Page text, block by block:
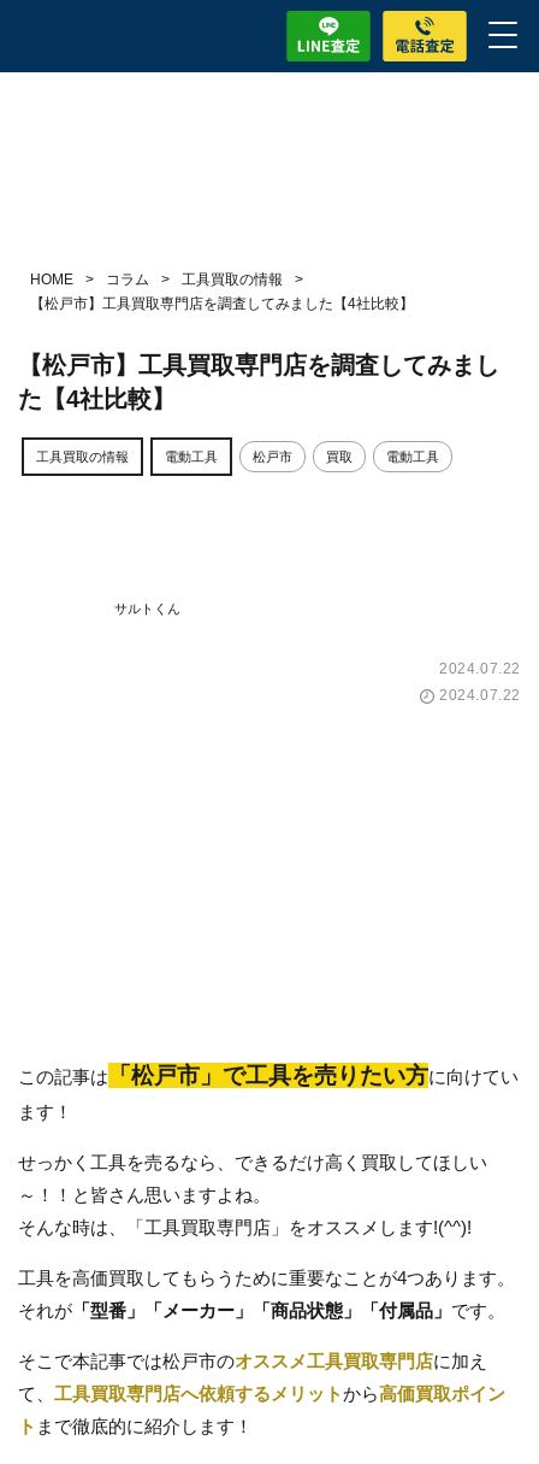
HOME > コラム > 工具買取の情報
>
【松戸市】工具買取専門店を調査してみました【4社比較】
【松戸市】工具買取専門店を調査してみまし
た【4社比較】
工具買取の情報 電動工具 松戸市 買取 電動工具
サルトくん
2024.07.22
2024.07.22
この記事は 「松戸市」で工具を売りたい方に向けてい
ます！
せっかく工具を売るなら、できるだけ高く買取してほしい
～！！と皆さん思いますよね。
そんな時は、
「工具買取専門店」 をオススメします!(^^)!
工具を高価買取してもらうために重要なことが4つあります。
それが 「型番」「メーカー」「商品状態」「付属品」 です。
そこで本記事では松戸市のオススメ工具買取専門店に加え
て、 工具買取専門店へ依頼するメリットから高価買取ポイン
ト まで徹底的に紹介します！